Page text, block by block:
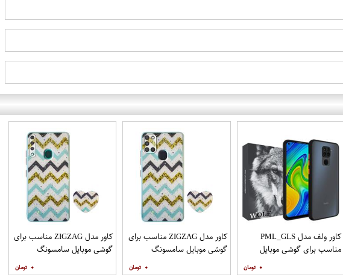
کاور ولف مدل PML_GLS
مناسب برای گوشی موبایل
۰
کاور مدل ZIGZAG مناسب برای
گوشی موبایل سامسونگ
نگهدارنده
۰
کاور مدل ZIGZAG مناسب برای
گوشی موبایل سامسونگ
نگهدارنده
۰